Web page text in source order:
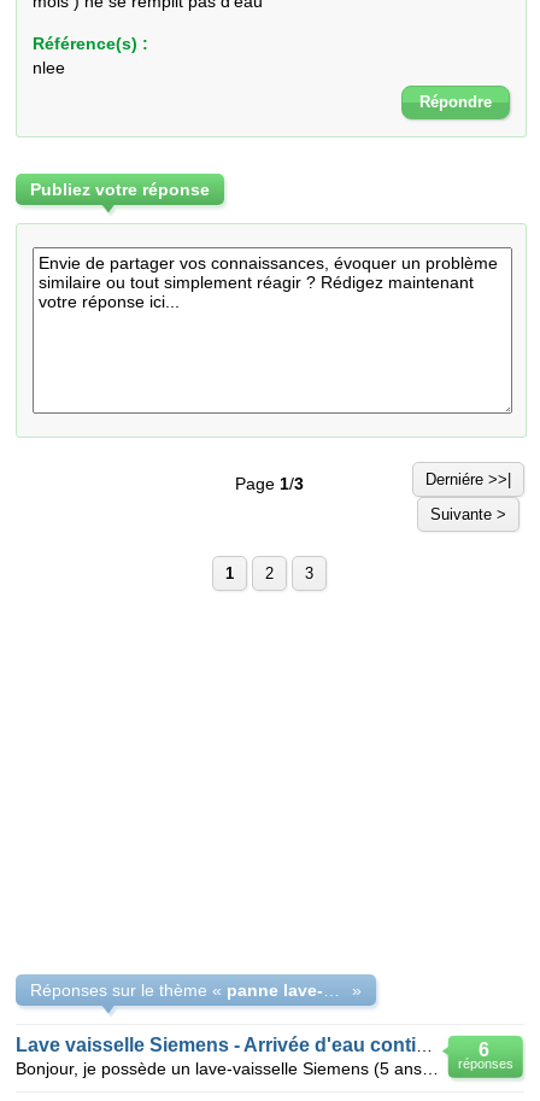
Référence(s) :
nlee
Répondre
Publiez votre réponse
Page 1/3
Derniére >>|
Suivante >
1 2 3
Réponses sur le thème « »
6
réponses